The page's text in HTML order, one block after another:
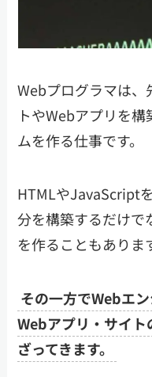
Webプログラマは、
トやWebアプリを
ムを作る仕事です。
HTMLやJavaScript
分を構築するだけで
を作ることもありま
その一方でWebエ
Webアプリ・サイ
ざってきます。